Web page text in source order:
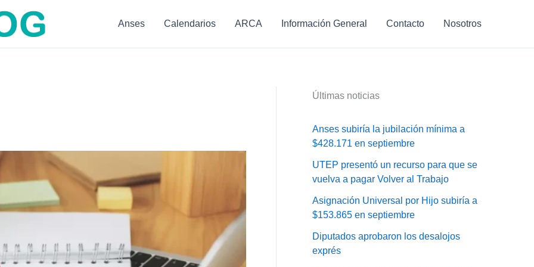
Anses Calendarios ARCA Información General Contacto Nosotros
Últimas noticias
Anses subiría la jubilación mínima a
$428.171 en septiembre
UTEP presentó un recurso para que se
vuelva a pagar Volver al Trabajo
Asignación Universal por Hijo subiría a
$153.865 en septiembre
Diputados aprobaron los desalojos
exprés